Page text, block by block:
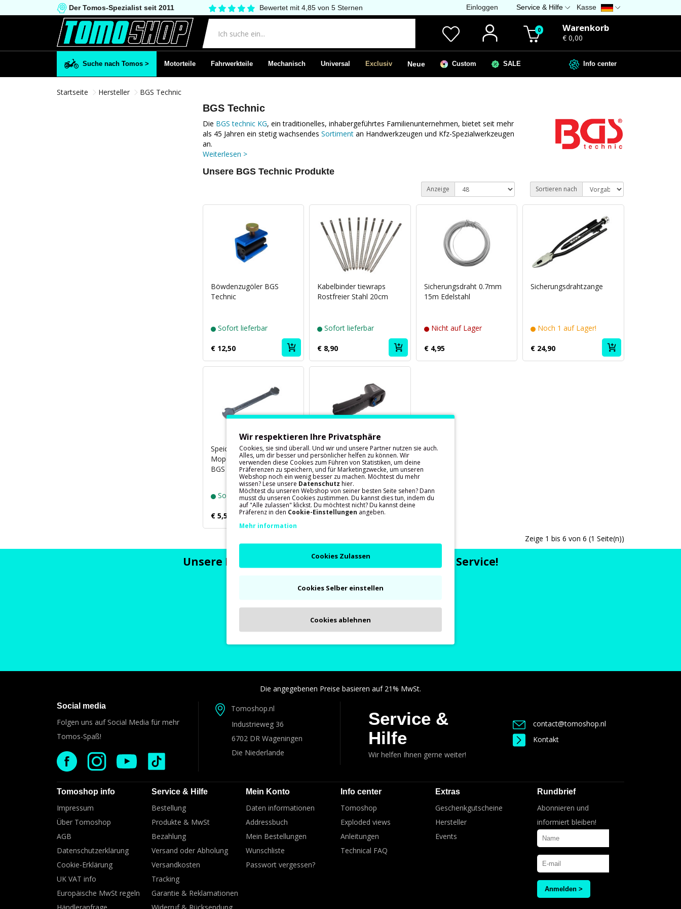
Der Tomos-Spezialist seit 2011 Bewertet mit 4,85 von 5 Sternen Kasse
Einloggen Service & Hilfe
0 Warenkorb
€ 0,00
Suche nach Tomos > Motorteile Fahrwerkteile Mechanisch Universal Exclusiv Neue Custom SALE Info center
Startseite Hersteller BGS Technic
BGS Technic
Die BGS technic KG, ein traditionelles, inhabergeführtes Familienunternehmen, bietet seit mehr
als 45 Jahren ein stetig wachsendes Sortiment an Handwerkzeugen und Kfz-Spezialwerkzeugen
an.
Weiterlesen >
Unsere BGS Technic Produkte
Sortieren nach
Anzeige
Böwdenzugöler BGS
Technic
Sofort lieferbar
€ 12,50
Kabelbinder tiewraps
Rostfreier Stahl 20cm
Sofort lieferbar
€ 8,90
Sicherungsdraht 0.7mm
15m Edelstahl
Nicht auf Lager
€ 4,95
Sicherungsdrahtzange
Noch 1 auf Lager!
€ 24,90
Speichenschlüssel für
Mopeds und Motorräder
BGS Technic
Sofort lieferbar
€ 5,50
Thermometer Infrarot
Messbereich -50 bis +500
Grad Celsius
Sofort lieferbar
€ 38,90
Zeige 1 bis 6 von 6 (1 Seite(n))
Unsere Kunden sind sehr zufrieden mit unserem Service!
Die angegebenen Preise basieren auf 21% MwSt.
Social media
Folgen uns auf Social Media für mehr
Tomos-Spaß!
Tomoshop.nl
Industrieweg 36
6702 DR Wageningen
Die Niederlande
Service &
Hilfe
Wir helfen Ihnen gerne weiter!
contact@tomoshop.nl
Kontakt
Tomoshop info
Impressum
Über Tomoshop
AGB
Datenschutzerklärung
Cookie-Erklärung
UK VAT info
Europäische MwSt regeln
Service & Hilfe
Bestellung
Produkte & MwSt
Bezahlung
Versand oder Abholung
Versandkosten
Tracking
Garantie & Reklamationen
Mein Konto
Daten informationen
Addressbuch
Mein Bestellungen
Wunschliste
Passwort vergessen?
Info center
Tomoshop
Exploded views
Anleitungen
Technical FAQ
Extras
Geschenkgutscheine
Hersteller
Events
Rundbrief
Abonnieren und
informiert bleiben!
Wir respektieren Ihre Privatsphäre
Cookies, sie sind überall. Und wir und unsere Partner nutzen sie auch.
Alles, um dir besser und persönlicher helfen zu können. Wir
verwenden diese Cookies zum Führen von Statistiken, um deine
Präferenzen zu speichern, und für Marketingzwecke, um unseren
Webshop noch ein wenig besser zu machen. Möchtest du mehr
wissen? Lese unsere Datenschutz hier.
Möchtest du unseren Webshop von seiner besten Seite sehen? Dann
musst du unseren Cookies zustimmen. Du kannst dies tun, indem du
auf "Alle zulassen" klickst. Du möchtest nicht? Du kannst deine
Präferenz in den Cookie-Einstellungen angeben.
Mehr information
Cookies Zulassen
Cookies Selber einstellen
Cookies ablehnen